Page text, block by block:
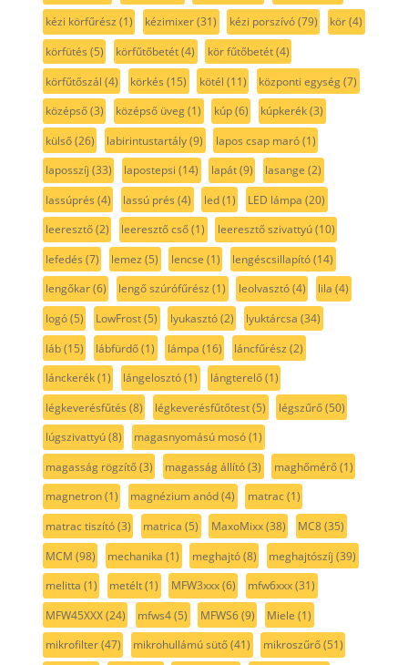
kézi körfűrész (1) kézimixer(31) kézi porszívó(79) kör(4)
körfütés (5) körfűtőbetét(4) kör fűtőbetét(4)
körfűtőszál (4) körkés (15) kötél (11) központi egység(7)
középső(3) középső üveg(1) kúp(6) kúpkerék(3)
külső(26) labirintustartály(9) lapos csap maró(1)
laposszíj (33) lapostepsi (14) lapát(9) lasange (2)
lassúprés (4) lassú prés (4) led(1) LED lámpa (20)
leeresztő(2) leeresztő cső(1) leeresztő szivattyú(10)
lefedés (7) lemez (5) lencse (1) lengéscsillapító(14)
lengőkar(6) lengő szúrófűrész (1) leolvasztó(4) lila (4)
logó(5) LowFrost(5) lyukasztó(2) lyuktárcsa (34)
láb(15) lábfürdő(1) lámpa (16) láncfűrész (2)
lánckerék(1) lángelosztó(1) lángterelő(1)
légkeverésfűtés (8) légkeverésfűtőtest(5) légszűrő(50)
lúgszivattyú(8) magasnyomású mosó(1)
magasság rögzítő(3) magasság állító(3) maghőmérő(1)
magnetron(1) magnézium anód(4) matrac(1)
matrac tiszító(3) matrica (5) MaxoMixx(38) MC8(35)
MCM (98) mechanika (1) meghajtó(8) meghajtószíj (39)
melitta (1) metélt(1) MFW3xxx(6) mfw6xxx(31)
MFW45XXX(24) mfws4(5) MFWS6(9) Miele (1)
mikrofilter(47) mikrohullámú sütő(41) mikroszűrő(51)